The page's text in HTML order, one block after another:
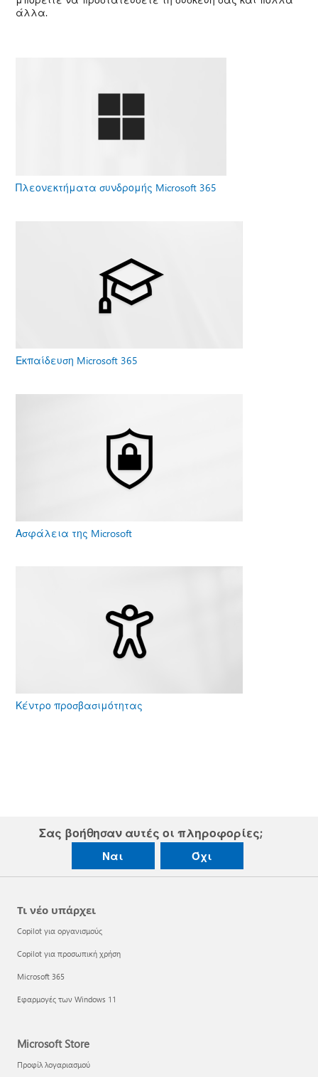
άλλα.
Πλεονεκτήματα συνδρομής Microsoft 365
Εκπαίδευση Microsoft 365
Ασφάλεια της Microsoft
Κέντρο προσβασιμότητας
Σας βοήθησαν αυτές οι πληροφορίες;
Ναι Όχι
Τι νέο υπάρχει
Copilot για οργανισμούς
Copilot για προσωπική χρήση
Microsoft 365
Εφαρμογές των Windows 11
Microsoft Store
Προφίλ λογαριασμού